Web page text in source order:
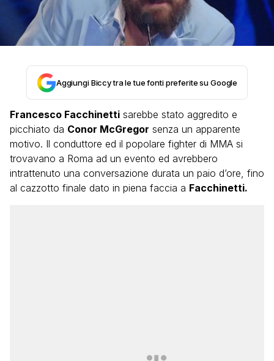
Aggiungi Biccy tra le tue fonti preferite su Google
Francesco Facchinetti sarebbe stato aggredito e
picchiato da Conor McGregor senza un apparente
motivo. Il conduttore ed il popolare fighter di MMA si
trovavano a Roma ad un evento ed avrebbero
intrattenuto una conversazione durata un paio d’ore, fino
al cazzotto finale dato in piena faccia a Facchinetti.